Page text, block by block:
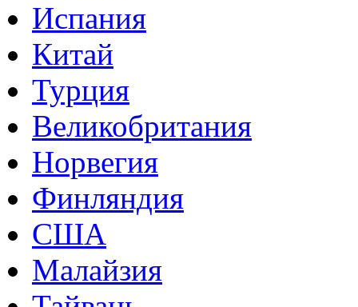
Испания
Китай
Турция
Великобритания
Норвегия
Финляндия
США
Малайзия